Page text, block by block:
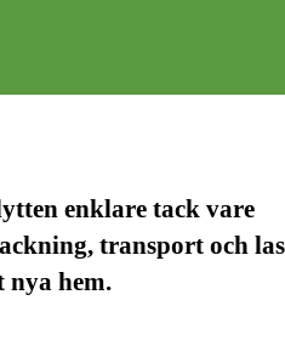
enklare tack vare
transport och
nya hem.